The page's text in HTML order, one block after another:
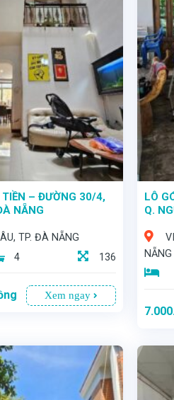
– ĐƯỜNG 30/4,
NẴNG
TP. ĐÀ NẴNG
4 136
Xem ngay
LÔ
Q.
NẴNG